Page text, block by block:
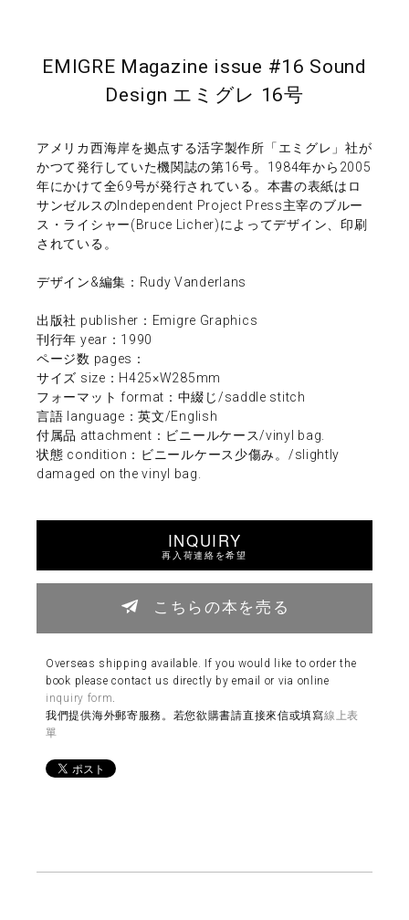
EMIGRE Magazine issue #16 Sound
Design エミグレ 16号
アメリカ西海岸を拠点する活字製作所「エミグレ」社が
かつて発行していた機関誌の第16号。1984年から2005
年にかけて全69号が発行されている。本書の表紙はロ
サンゼルスのIndependent Project Press主宰のブルー
ス・ライシャー(Bruce Licher)によってデザイン、印刷
されている。
デザイン&編集：Rudy Vanderlans
出版社 publisher：Emigre Graphics
刊行年 year：1990
ページ数 pages：
サイズ size：H425×W285mm
フォーマット format：中綴じ/saddle stitch
言語 language：英文/English
付属品 attachment：ビニールケース/vinyl bag.
状態 condition：ビニールケース少傷み。/slightly
damaged on the vinyl bag.
INQUIRY
再入荷連絡を希望
こちらの本を売る
Overseas shipping available. If you would like to order the
book please contact us directly by email or via online
inquiry form
我們提供海外郵寄服務。若您欲購書請直接來信或填寫線上表
單